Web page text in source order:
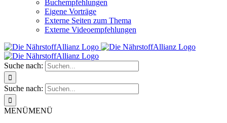
Buchempfehlungen
Eigene Vorträge
Externe Seiten zum Thema
Externe Videoempfehlungen
Suche nach:
Suche nach:
MENÜMENÜ